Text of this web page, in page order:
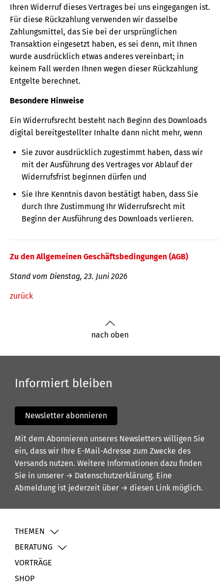
Ihren Widerruf dieses Vertrages bei uns eingegangen ist.
Für diese Rückzahlung verwenden wir dasselbe
Zahlungsmittel, das Sie bei der ursprünglichen
Transaktion eingesetzt haben, es sei denn, mit Ihnen
wurde ausdrücklich etwas anderes vereinbart; in
keinem Fall werden Ihnen wegen dieser Rückzahlung
Entgelte berechnet.
Besondere Hinweise
Ein Widerrufsrecht besteht nach Beginn des Downloads
digital bereitgestellter Inhalte dann nicht mehr, wenn
Sie zuvor ausdrücklich zugestimmt haben, dass wir
mit der Ausführung des Vertrages vor Ablauf der
Widerrufsfrist beginnen dürfen und
Sie Ihre Kenntnis davon bestätigt haben, dass Sie
durch Ihre Zustimmung Ihr Widerrufsrecht mit
Beginn der Ausführung des Downloads verlieren.
Zu den Allgemeinen Geschäftsbedingungen (AGB)
Stand vom Dienstag, 23. Juni 2026
zurück
nach oben
Informiert bleiben
Newsletter abonnieren
Mit dem Abonnieren unseres Newsletters willigen Sie
ein, dass wir Ihre E-Mail-Adresse zum Zwecke des
Versands nutzen. Weitere Informationen dazu finden
Sie in unserer → Datenschutzerklärung. Eine
Abmeldung ist jederzeit über → diesen Link möglich.
THEMEN
BERATUNG
VORTRÄGE
SHOP